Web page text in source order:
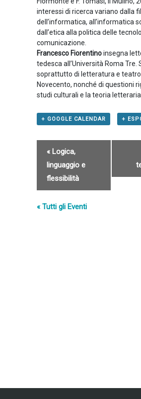
interessi di ricerca variano dalla
dell’informatica, all’informatica
dall’etica alla politica delle
comunicazione.
Francesco Fiorentinoinsegna
tedesca all’Università Roma Tre.
soprattutto di letteratura e teatro
Novecento, nonché di questioni
studi culturali e la teoria letteraria.
+ GOOGLE CALENDAR +
« Logica,
linguaggio e
flessibilità
« Tutti gli Eventi